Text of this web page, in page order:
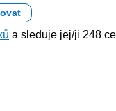
a sleduje jej/ji 248